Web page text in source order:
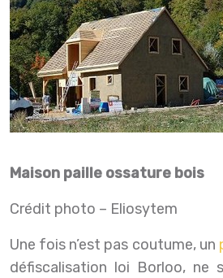
Maison paille ossature bois
Crédit photo – Eliosytem
Une fois n’est pas coutume, un
défiscalisation loi Borloo, ne